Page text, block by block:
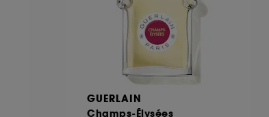
GUERLAIN
Champs-Élysées